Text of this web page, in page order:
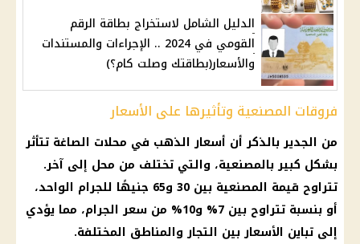
الدليل الشامل لاستخراج بطاقة الرقم
القومي في 2024 .. الإجراءات والمستندات
والأسعار(بطاقتك وصلت كام؟)
فروقات المصنعية وتأثيرها على الأسعار
من الجدير بالذكر أن أسعار الذهب في محلات الصاغة تتأثر
بشكل كبير بالمصنعية، والتي تختلف من محل إلى آخر.
تتراوح قيمة المصنعية بين 30 و65 جنيهًا للجرام الواحد،
أو بنسبة تتراوح بين 7% و10% من سعر الجرام، مما يؤدي
إلى تباين الأسعار بين التجار والمناطق المختلفة.